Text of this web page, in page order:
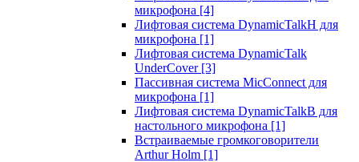
микрофона [4]
Лифтовая система DynamicTalkH для
микрофона [1]
Лифтовая система DynamicTalk
UnderCover [3]
Пассивная система MicConnect для
микрофона [1]
Лифтовая система DynamicTalkB для
настольного микрофона [1]
Встраиваемые громкоговорители
Arthur Holm [1]